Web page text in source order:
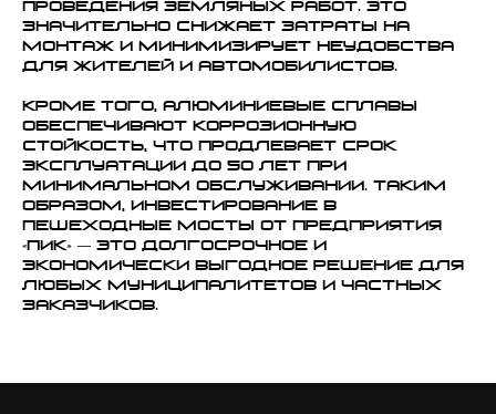
проведения земляных работ. Это
значительно снижает затраты на
монтаж и минимизирует неудобства
для жителей и автомобилистов.
Кроме того, алюминиевые сплавы
обеспечивают коррозионную
стойкость, что продлевает срок
эксплуатации до 50 лет при
минимальном обслуживании. Таким
образом, инвестирование в
пешеходные мосты от Предприятия
«ПИК» — это долгосрочное и
экономически выгодное решение для
любых муниципалитетов и частных
заказчиков.